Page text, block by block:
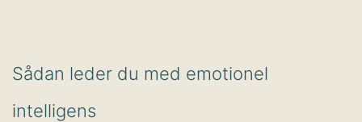
Sådan leder du med emotionel
intelligens